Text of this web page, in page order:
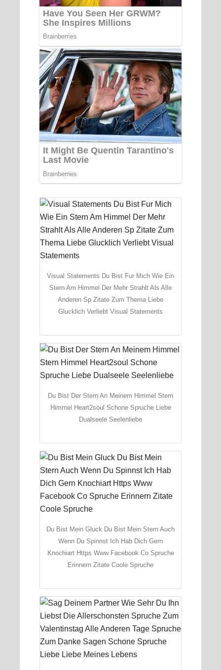
Visual Statements Du Bist Fur Mich Wie Ein
Stern Am Himmel Der Mehr Strahlt Als Alle
Anderen Sp Zitate Zum Thema Liebe
Glucklich Verliebt Visual Statements
Du Bist Der Stern An Meinem Himmel Stern
Himmel Heart2soul Schone Spruche Liebe
Dualseele Seelenliebe
Du Bist Mein Gluck Du Bist Mein Stern Auch
Wenn Du Spinnst Ich Hab Dich Gern
Knochiart Https Www Facebook Co Spruche
Erinnern Zitate Coole Spruche